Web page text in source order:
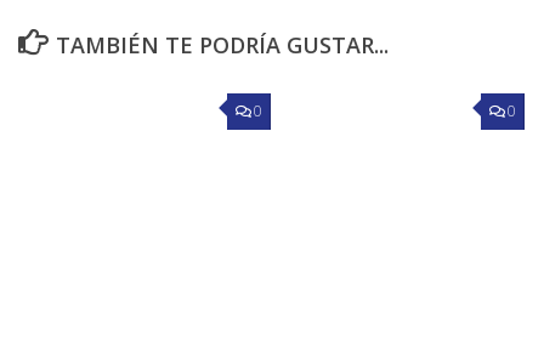
TAMBIÉN TE PODRÍA GUSTAR...
0 0